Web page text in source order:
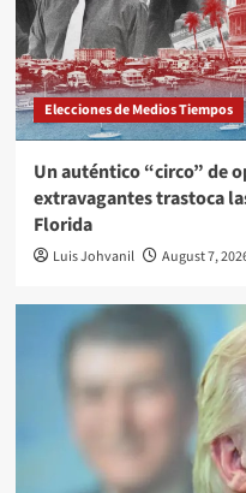
Elecciones de Medios Tiempos
Un auténtico “circo” de
extravagantes trastoca
Florida
Luis Johvanil August 7,